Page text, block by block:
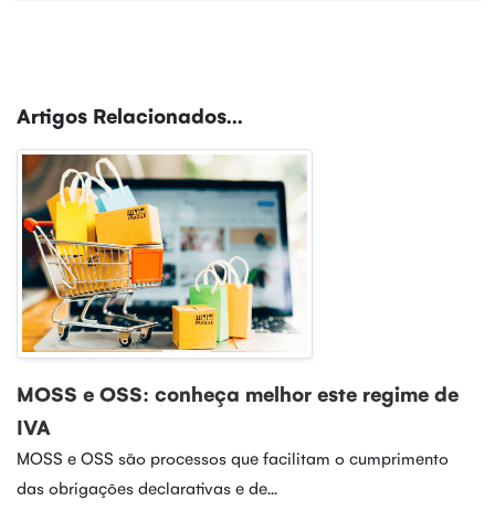
Artigos Relacionados...
MOSS e OSS: conheça melhor este regime de
IVA
MOSS e OSS são processos que facilitam o cumprimento
das obrigações declarativas e de...